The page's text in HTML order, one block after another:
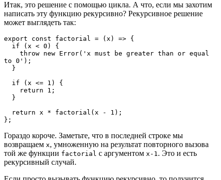
Итак, это решение с помощью цикла. А что, если мы захотим
написать эту функцию рекурсивно? Рекурсивное решение
может выглядеть так:
export const factorial = (x) => {
  if (x < 0) {
to 0');
  }
  if (x <= 1) {
    return 1;
  }
  return x * factorial(x - 1);
};
Гораздо короче. Заметьте, что в последней строке мы
возвращаем x, умноженную на результат повторного вызова
той же функции factorial с аргументом x-1. Это и есть
рекурсивный случай.